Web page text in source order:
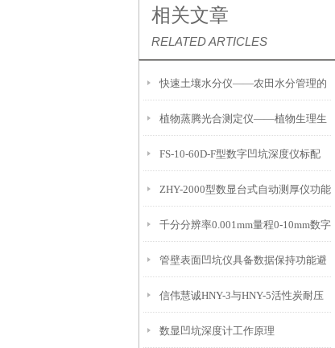
相关文章
RELATED ARTICLES
快速土壤水分仪——农田水分管理的
便携式检测工具
植物蒸腾光合测定仪——植物生理生
态的实时监测设备
FS-10-60D-F型数字凹坑深度仪标配
IP54级表头分辨率0.01mm量程
10mm！
ZHY-2000型数显台式自动测厚仪功能
特点
千分分辨率0.001mm量程0-10mm数字
埋头度仪技术参数！
管壁表面凹坑仪具备数据保持功能避
免测试过程中测针移动导致数据变动
信伟慧诚HNY-3与HNY-5活性炭耐压
强度测定仪技术参数！
数显凹坑深度计工作原理